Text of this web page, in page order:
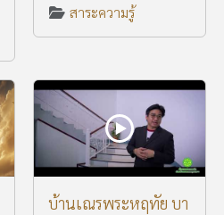
สาระความรู้
บ้านเณรพระหฤทัย บา